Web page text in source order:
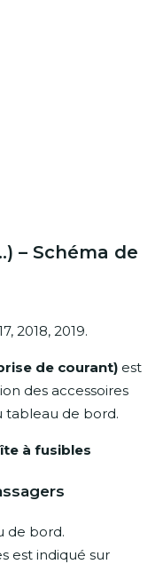
– Schéma de
2018, 2019.
de courant) est
des accessoires
tableau de bord.
à fusibles
de bord.
est indiqué sur